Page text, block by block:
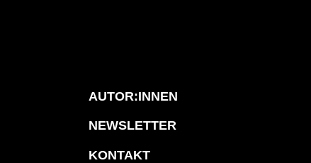
AUTOR:INNEN
NEWSLETTER
KONTAKT